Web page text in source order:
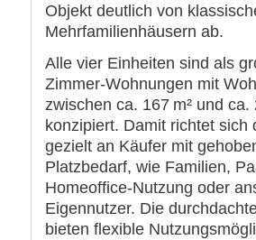
Objekt deutlich von
Mehrfamilienhäusern ab.
Alle vier Einheiten sind als
Zimmer-Wohnungen mit
zwischen ca. 167 m² und ca.
konzipiert. Damit richtet sich
gezielt an Käufer mit
Platzbedarf, wie Familien,
Homeoffice-Nutzung oder
Eigennutzer. Die
bieten flexible